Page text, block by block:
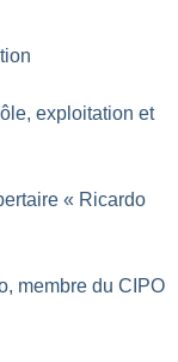
exploitation et
« Ricardo
membre du CIPO